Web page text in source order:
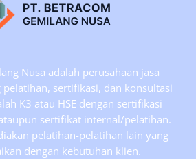
Nusa adalah perusahaan jasa
sertifikasi, dan konsultasi
K3 atau HSE dengan sertifikasi
sertifikat internal/pelatihan.
pelatihan-pelatihan lain yang
dengan kebutuhan klien.